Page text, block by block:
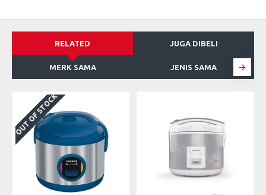
RELATED JUGA DIBELI
MERK SAMA JENIS SAMA
OUT OF STOCK